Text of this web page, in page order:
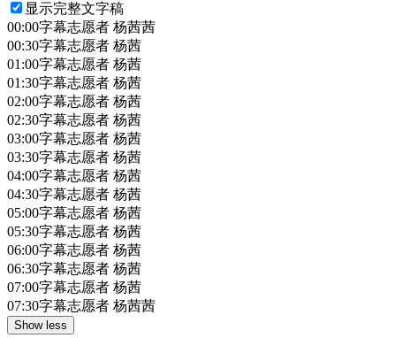
显示完整文字稿
00:00字幕志愿者 杨茜茜
00:30字幕志愿者 杨茜
01:00字幕志愿者 杨茜
01:30字幕志愿者 杨茜
02:00字幕志愿者 杨茜
02:30字幕志愿者 杨茜
03:00字幕志愿者 杨茜
03:30字幕志愿者 杨茜
04:00字幕志愿者 杨茜
04:30字幕志愿者 杨茜
05:00字幕志愿者 杨茜
05:30字幕志愿者 杨茜
06:00字幕志愿者 杨茜
06:30字幕志愿者 杨茜
07:00字幕志愿者 杨茜
07:30字幕志愿者 杨茜茜
Show less